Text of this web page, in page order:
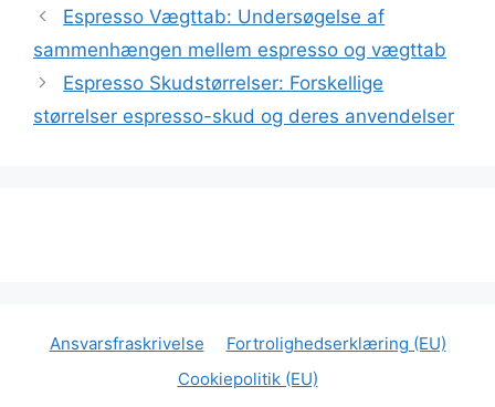
Espresso Vægttab: Undersøgelse af
sammenhængen mellem espresso og vægttab
Espresso Skudstørrelser: Forskellige
størrelser espresso-skud og deres anvendelser
Ansvarsfraskrivelse
Fortrolighedserklæring (EU)
Cookiepolitik (EU)